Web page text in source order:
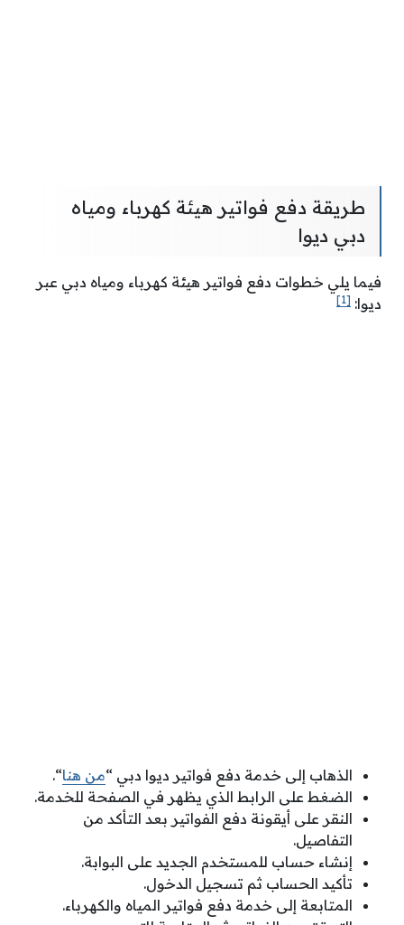
طريقة دفع فواتير هيئة كهرباء ومياه
دبي ديوا
فيما يلي خطوات دفع فواتير هيئة كهرباء ومياه دبي عبر
ديوا: [1]
الذهاب إلى خدمة دفع فواتير ديوا دبي “من هنا“.
الضغط على الرابط الذي يظهر في الصفحة للخدمة.
النقر على أيقونة دفع الفواتير بعد التأكد من
التفاصيل.
إنشاء حساب للمستخدم الجديد على البوابة.
تأكيد الحساب ثم تسجيل الدخول.
المتابعة إلى خدمة دفع فواتير المياه والكهرباء.